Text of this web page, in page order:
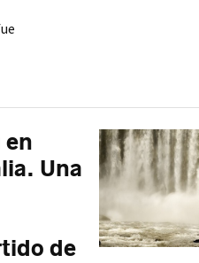
en
Una
de